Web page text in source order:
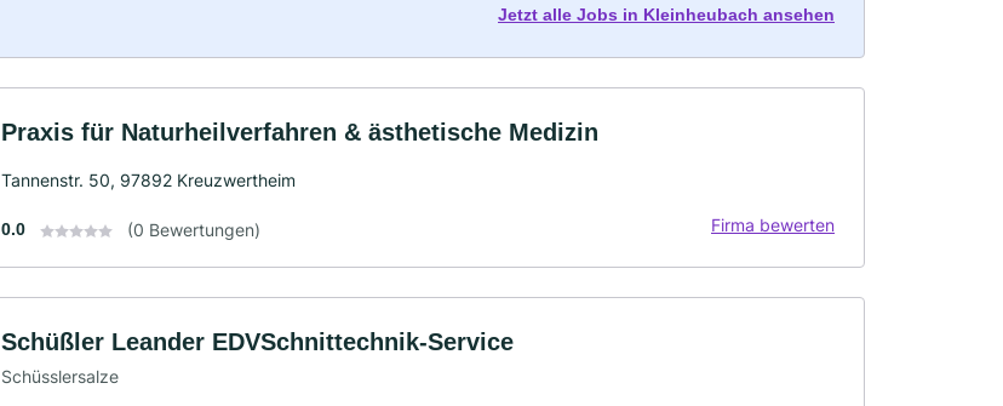
Jetzt alle Jobs in Kleinheubach ansehen
Praxis für Naturheilverfahren & ästhetische Medizin
Tannenstr. 50, 97892 Kreuzwertheim
0.0 (0 Bewertungen) Firma bewerten
Schüßler Leander EDVSchnittechnik-Service
Schüsslersalze